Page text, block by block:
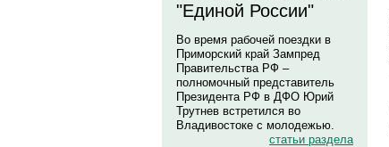
"Единой России"
Во время рабочей поездки в
Приморский край Зампред
Правительства РФ –
полномочный представитель
Президента РФ в ДФО Юрий
Трутнев встретился во
Владивостоке с молодежью.
статьи раздела